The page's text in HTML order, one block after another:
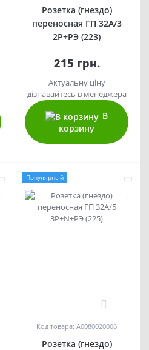
Розетка (гнездо)
переносная ГП 32А/3
2Р+РЭ (223)
215 грн.
Актуальну ціну
дізнавайтесь в менеджера
В
корзину
Популярный
0
Код товара: A0080020006
Розетка (гнездо)